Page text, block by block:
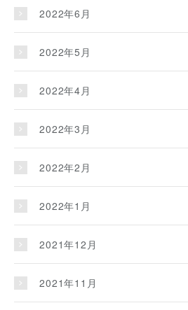
2022年6月
2022年5月
2022年4月
2022年3月
2022年2月
2022年1月
2021年12月
2021年11月